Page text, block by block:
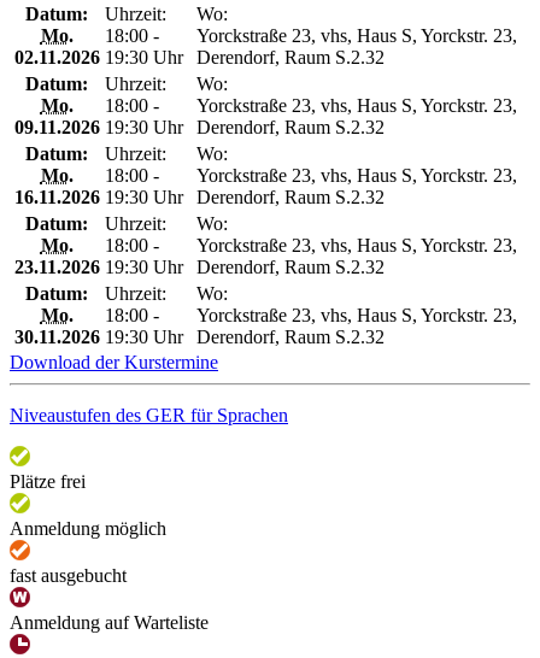
Datum:
Mo.
02.11.2026
Uhrzeit:
18:00 -
19:30 Uhr
Wo:
Yorckstraße 23, vhs, Haus S, Yorckstr. 23,
Derendorf, Raum S.2.32
Datum:
Mo.
09.11.2026
Uhrzeit:
18:00 -
19:30 Uhr
Wo:
Yorckstraße 23, vhs, Haus S, Yorckstr. 23,
Derendorf, Raum S.2.32
Datum:
Mo.
16.11.2026
Uhrzeit:
18:00 -
19:30 Uhr
Wo:
Yorckstraße 23, vhs, Haus S, Yorckstr. 23,
Derendorf, Raum S.2.32
Datum:
Mo.
23.11.2026
Uhrzeit:
18:00 -
19:30 Uhr
Wo:
Yorckstraße 23, vhs, Haus S, Yorckstr. 23,
Derendorf, Raum S.2.32
Datum:
Mo.
30.11.2026
Uhrzeit:
18:00 -
19:30 Uhr
Wo:
Yorckstraße 23, vhs, Haus S, Yorckstr. 23,
Derendorf, Raum S.2.32
Download der Kurstermine
Niveaustufen des GER für Sprachen
Plätze frei
Anmeldung möglich
fast ausgebucht
Anmeldung auf Warteliste